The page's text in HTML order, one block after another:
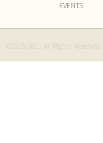
EVENTS
©2015-2021 All Rights